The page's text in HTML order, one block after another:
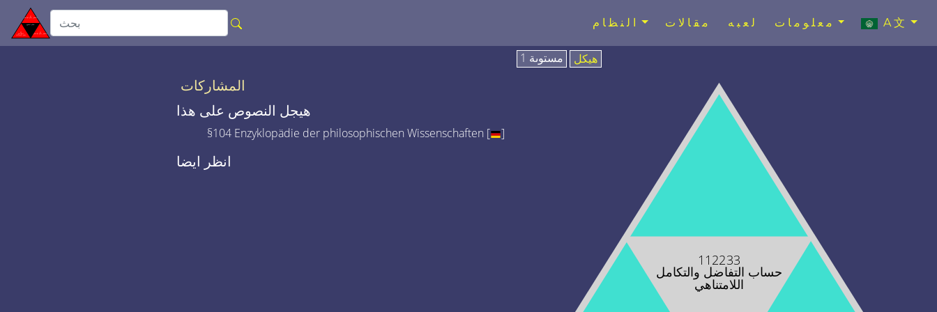
النظام مقالات لعبه معلومات A文
مستوىة 1 هيكل
112233
حساب التفاضل والتكامل
اللامتناهي
المشاركات
هيجل النصوص على هذا
§104 Enzyklopädie der philosophischen Wissenschaften [ ]
انظر ايضا